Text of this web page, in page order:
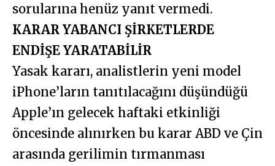
sorularına henüz yanıt vermedi.
KARAR YABANCI ŞİRKETLERDE
ENDİŞE YARATABİLİR
Yasak kararı, analistlerin yeni model
iPhone’ların tanıtılacağını düşündüğü
Apple’ın gelecek haftaki etkinliği
öncesinde alınırken bu karar ABD ve Çin
arasında gerilimin tırmanması